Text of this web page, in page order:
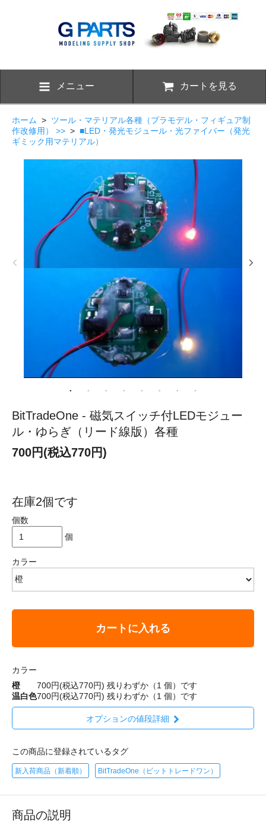
メニュー カートを見る
ホーム > ツール・マテリアル各種（プラモデル・フィギュア制
作改修用） >> > ■LED・発光モジュール・光ファイバー（発光
ギミック用マテリアル）
BitTradeOne - 磁気スイッチ付LEDモジュー
ル・ゆらぎ（リード線版）各種
700円(税込770円)
在庫2個です
個数
個
カラー
カートに入れる
カラー
橙
700円(税込770円) 残りわずか（1 個）です
温白色700円(税込770円) 残りわずか（1 個）です
オプションの値段詳細
この商品に登録されているタグ
新入荷商品（新着順） BitTradeOne（ビットトレードワン）
商品の説明